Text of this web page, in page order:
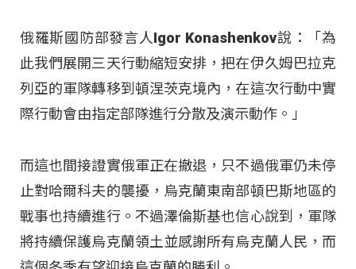
俄羅斯國防部發言人Igor Konashenkov說：「為
此我們展開三天行動縮短安排，把在伊久姆巴拉克
列亞的軍隊轉移到頓涅茨克境內，在這次行動中實
際行動會由指定部隊進行分散及演示動作。」
而這也間接證實俄軍正在撤退，只不過俄軍仍未停
止對哈爾科夫的襲擾，烏克蘭東南部頓巴斯地區的
戰事也持續進行。不過澤倫斯基也信心說到，軍隊
將持續保護烏克蘭領土並感謝所有烏克蘭人民，而